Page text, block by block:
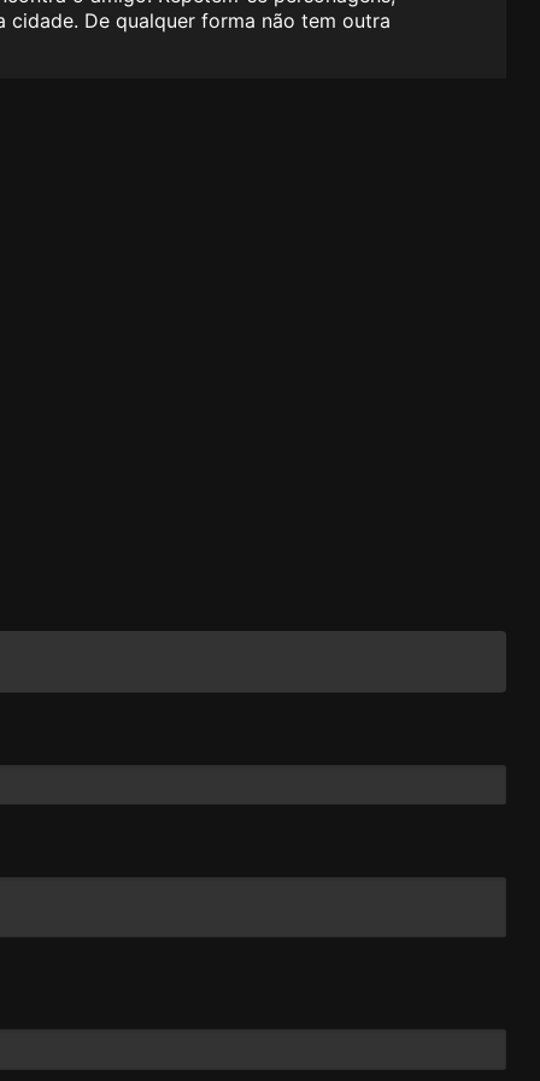
cidade. De qualquer forma não tem outra